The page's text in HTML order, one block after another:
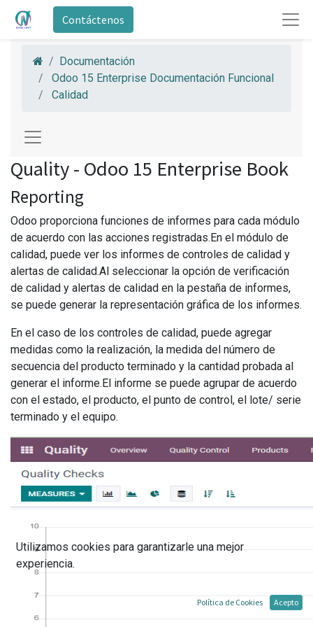
Contáctenos
Documentación
Odoo 15 Enterprise Documentación Funcional
Calidad
Quality - Odoo 15 Enterprise Book
Reporting
Odoo proporciona funciones de informes para cada módulo
de acuerdo con las acciones registradas.En el módulo de
calidad, puede ver los informes de controles de calidad y
alertas de calidad.Al seleccionar la opción de verificación
de calidad y alertas de calidad en la pestaña de informes,
se puede generar la representación gráfica de los informes.
En el caso de los controles de calidad, puede agregar
medidas como la realización, la medida del número de
secuencia del producto terminado y la cantidad probada al
generar el informe.El informe se puede agrupar de acuerdo
con el estado, el producto, el punto de control, el lote/ serie
terminado y el equipo.
Utilizamos cookies para garantizarle una mejor
experiencia.
Política de Cookies Acepto